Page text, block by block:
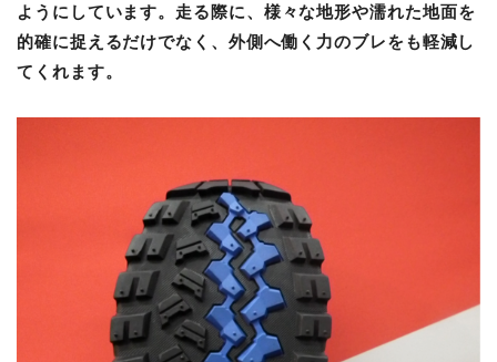
ようにしています。走る際に、 様々な地形や濡れた地面を
的確に捉えるだけでなく、外側へ働く力のブレをも軽減し
てくれます。